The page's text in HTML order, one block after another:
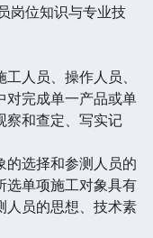
位知识与专业技
人员、操作人员、
对完成单一产品或单
察和查定、写实记
选择和参测人员的
选单项施工对象具有
人员的思想、技术素